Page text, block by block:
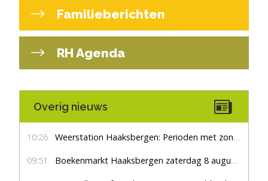
Familieberichten
RH Agenda
Overig nieuws
10:26 Weerstation Haaksbergen: Perioden met zon en droog
09:51 Boekenmarkt Haaksbergen zaterdag 8 augustus, marktplein Haaksbergen